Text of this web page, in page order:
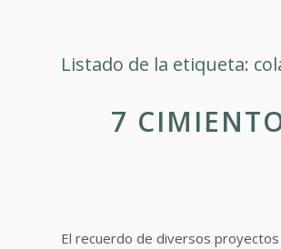
Listado de la etiqueta:
7
El recuerdo de diversos